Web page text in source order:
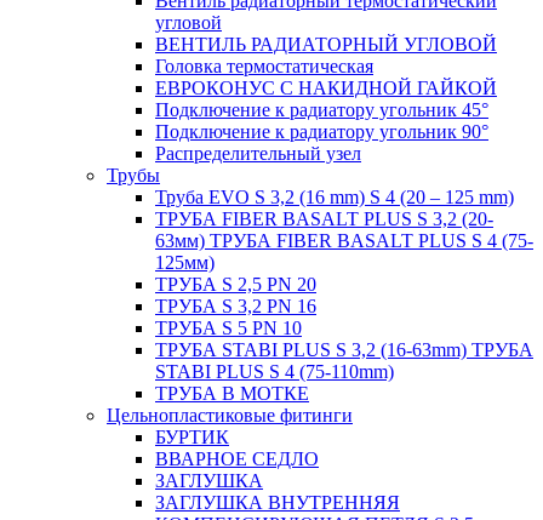
угловой
ВЕНТИЛЬ РАДИАТОРНЫЙ УГЛОВОЙ
Головка термостатическая
ЕВРОКОНУС С НАКИДНОЙ ГАЙКОЙ
Подключение к радиатору угольник 45°
Подключение к радиатору угольник 90°
Распределительный узел
Трубы
Труба EVO S 3,2 (16 mm) S 4 (20 – 125 mm)
ТРУБА FIBER BASALT PLUS S 3,2 (20-
63мм) ТРУБА FIBER BASALT PLUS S 4 (75-
125мм)
ТРУБА S 2,5 PN 20
ТРУБА S 3,2 PN 16
ТРУБА S 5 PN 10
ТРУБА STABI PLUS S 3,2 (16-63mm) ТРУБА
STABI PLUS S 4 (75-110mm)
ТРУБА В МОТКЕ
Цельнопластиковые фитинги
БУРТИК
ВВАРНОЕ СЕДЛО
ЗАГЛУШКА
ЗАГЛУШКА ВНУТРЕННЯЯ